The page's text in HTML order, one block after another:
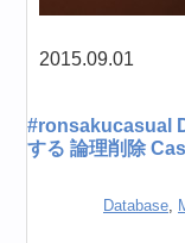
2015.09.01
#ronsakucasual
する 論理削除
Database,